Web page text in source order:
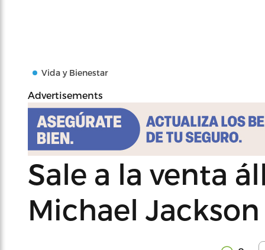
Vida y Bienestar
Advertisements
Sale a la venta
Michael Jackson